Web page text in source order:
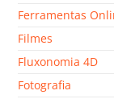
Ferramentas
Filmes
Fluxonomia 4D
Fotografia